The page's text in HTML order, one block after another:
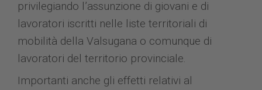
privilegiando l’assunzione di giovani e di
lavoratori iscritti nelle liste territoriali di
mobilità della Valsugana o comunque di
lavoratori del territorio provinciale.
Importanti anche gli effetti relativi al